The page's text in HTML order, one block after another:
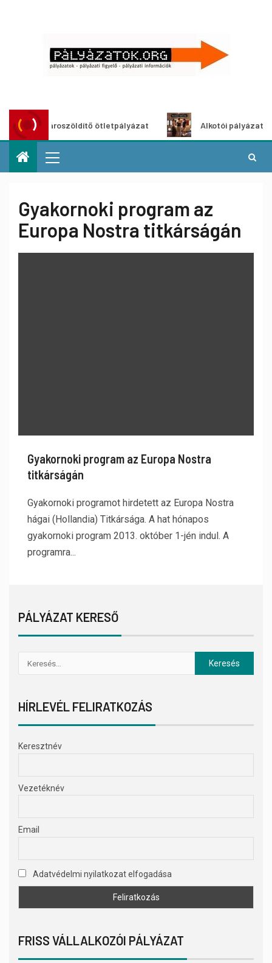
Városzöldítő ötletpályázat Alkotói pályázat
Gyakornoki program az
Europa Nostra titkárságán
Gyakornoki program az Europa Nostra
titkárságán
Gyakornoki programot hirdetett az Europa Nostra
hágai (Hollandia) Titkársága. A hat hónapos
gyakornoki program 2013. október 1-jén indul. A
programra...
PÁLYÁZAT KERESŐ
HÍRLEVÉL FELIRATKOZÁS
Keresztnév
Vezetéknév
Email
Adatvédelmi nyilatkozat elfogadása
FRISS VÁLLALKOZÓI PÁLYÁZAT